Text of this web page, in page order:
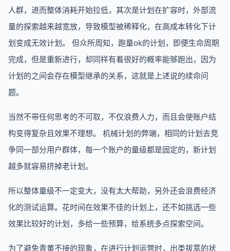
人群，进而整体消耗开始拉低，其次是计划在扩容时，外部流
量的探索越来越宽放，导致模型被稀释化，在高成本转化下计
划变成无效计划。 但众所周知，跑量ok的计划，即便生命周期
完成，但是重新进行，却同样有着很好的概率能够跑出，因为
计划的之间会存在模型继承的关系，这就是上述说的续命问
题。
当然不带任何思考的不可取，不仅浪费人力，而且会使账户结
构变得复杂且效果不理想。 机械计划的弊端，相同的计划去竞
争同一部分用户群体，每一个账户的量级都是固定的，新计划
越多就容易挤掉老计划。
所以整体量级不一定变大，没有太大帮助，另外还会浪费经济
化的测试运算。花时间在效果不佳的计划上，还不如挑选一些
效果比较好的计划，多给一些预算，给系统多点探索空间。
为了避免青黄不接的现象，在进行计划运营时，出类拔萃的状